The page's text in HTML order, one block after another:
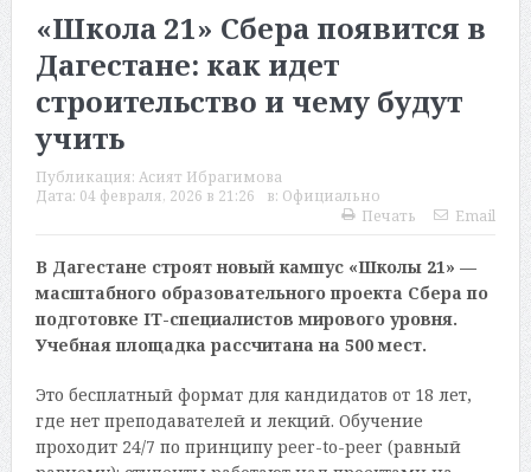
«Школа 21» Сбера появится в
Дагестане: как идет
строительство и чему будут
учить
Публикация: Асият Ибрагимова
Дата: 04 февраля, 2026 в 21:26 в: Официально
Печать
Email
В Дагестане строят новый кампус «Школы 21» —
масштабного образовательного проекта Сбера по
подготовке IT-специалистов мирового уровня.
Учебная площадка рассчитана на 500 мест.
Это бесплатный формат для кандидатов от 18 лет,
где нет преподавателей и лекций. Обучение
проходит 24/7 по принципу peer-to-peer (равный